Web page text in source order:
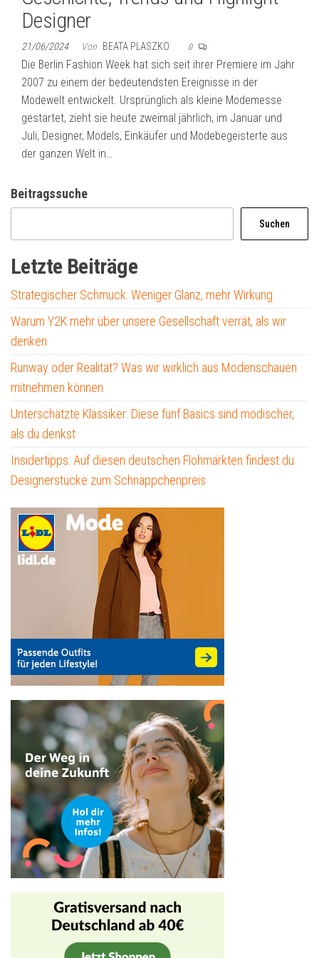
Designer
21/06/2024 Von BEATA PLASZKO 0
Die Berlin Fashion Week hat sich seit ihrer Premiere im Jahr
2007 zu einem der bedeutendsten Ereignisse in der
Modewelt entwickelt. Ursprünglich als kleine Modemesse
gestartet, zieht sie heute zweimal jährlich, im Januar und
Juli, Designer, Models, Einkäufer und Modebegeisterte aus
der ganzen Welt in…
Beitragssuche
Suchen
Letzte Beiträge
Strategischer Schmuck: Weniger Glanz, mehr Wirkung
Warum Y2K mehr über unsere Gesellschaft verrät, als wir
denken
Runway oder Realität? Was wir wirklich aus Modenschauen
mitnehmen können
Unterschätzte Klassiker: Diese fünf Basics sind modischer,
als du denkst
Insidertipps: Auf diesen deutschen Flohmärkten findest du
Designerstücke zum Schnäppchenpreis